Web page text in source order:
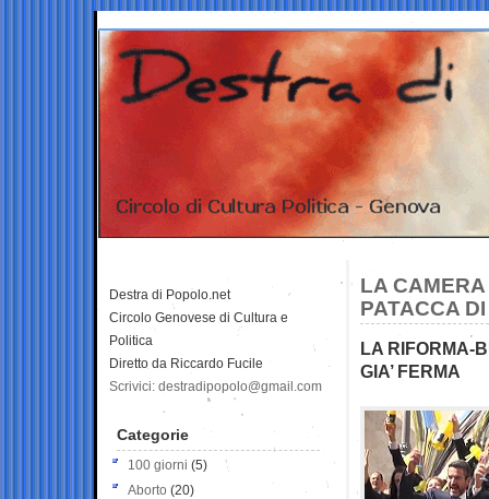
LA
PATACCA
LA RIFORMA-
GIA’ FERMA
Destra di Popolo.net
Circolo Genovese di Cultura e
Politica
Diretto da Riccardo Fucile
Scrivici: destradipopolo@gmail.com
Categorie
100 giorni (5)
Aborto (20)